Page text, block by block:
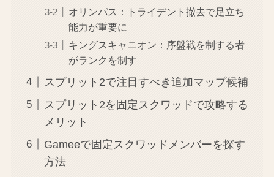
オリンパス：トライデント撤去で足立ち
能力が重要に
キングスキャニオン：序盤戦を制する者
がランクを制す
スプリット2で注目すべき追加マップ候補
スプリット2を固定スクワッドで攻略する
メリット
Gameeで固定スクワッドメンバーを探す
方法